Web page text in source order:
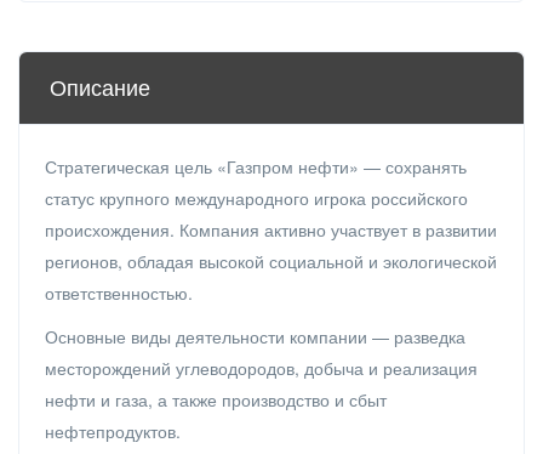
Описание
Стратегическая цель «Газпром нефти» — сохранять
статус крупного международного игрока российского
происхождения. Компания активно участвует в развитии
регионов, обладая высокой социальной и экологической
ответственностью.
Основные виды деятельности компании — разведка
месторождений углеводородов, добыча и реализация
нефти и газа, а также производство и сбыт
нефтепродуктов.